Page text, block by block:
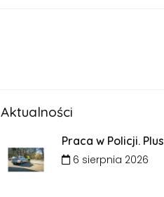
Aktualności
Praca w Policji.
6 sierpnia 2026